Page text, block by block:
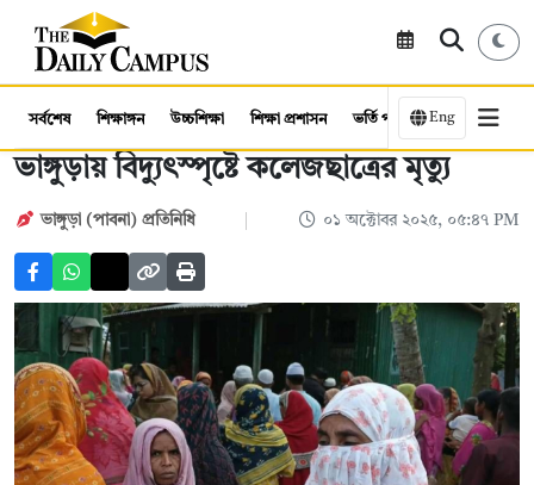
সর্বশেষ শিক্ষাঙ্গন উচ্চশিক্ষা শিক্ষা প্রশাসন ভর্তি পরীক্ষা কর্মসংস্থান
Eng
ভাঙ্গুড়ায় বিদ্যুৎস্পৃষ্টে কলেজছাত্রের মৃত্যু
ভাঙ্গুড়া (পাবনা) প্রতিনিধি ০১ অক্টোবর ২০২৫, ০৫:৪৭ PM